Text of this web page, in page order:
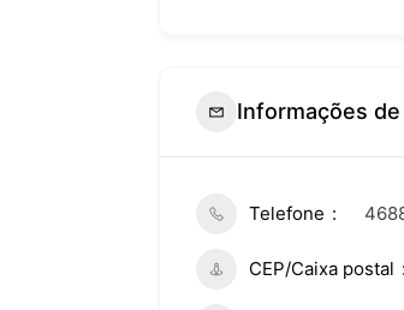
Informações
Telefone
CEP/Caixa postal